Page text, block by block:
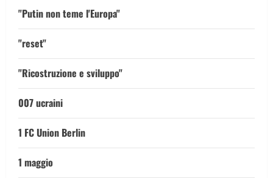
"Putin non teme l'Europa"
"reset"
"Ricostruzione e sviluppo"
007 ucraini
1 FC Union Berlin
1 maggio